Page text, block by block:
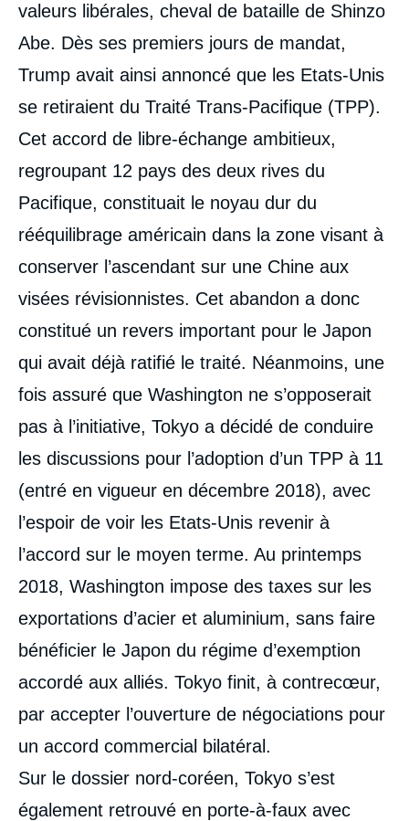
valeurs libérales, cheval de bataille de Shinzo
Abe. Dès ses premiers jours de mandat,
Trump avait ainsi annoncé que les Etats-Unis
se retiraient du Traité Trans-Pacifique (TPP).
Cet accord de libre-échange ambitieux,
regroupant 12 pays des deux rives du
Pacifique, constituait le noyau dur du
rééquilibrage américain dans la zone visant à
conserver l’ascendant sur une Chine aux
visées révisionnistes. Cet abandon a donc
constitué un revers important pour le Japon
qui avait déjà ratifié le traité. Néanmoins, une
fois assuré que Washington ne s’opposerait
pas à l’initiative, Tokyo a décidé de conduire
les discussions pour l’adoption d’un TPP à 11
(entré en vigueur en décembre 2018), avec
l’espoir de voir les Etats-Unis revenir à
l’accord sur le moyen terme. Au printemps
2018, Washington impose des taxes sur les
exportations d’acier et aluminium, sans faire
bénéficier le Japon du régime d’exemption
accordé aux alliés. Tokyo finit, à contrecœur,
par accepter l’ouverture de négociations pour
un accord commercial bilatéral.
Sur le dossier nord-coréen, Tokyo s’est
également retrouvé en porte-à-faux avec